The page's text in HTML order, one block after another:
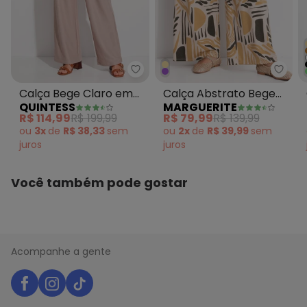
Quintess - Calça Bege Claro
Calça Bege Claro em
Malha Canelada
Texturizada
QUINTESS
R$ 114,99R$ 199,99
ou 3x de R$ 38,33 sem
juros
Calça Abstrato Bege
em Malha de Viscose
MARGUERITE
R$ 79,99R$ 139,99
ou 2x de R$ 39,99 sem
juros
Você também pode gostar
Acompanhe a gente